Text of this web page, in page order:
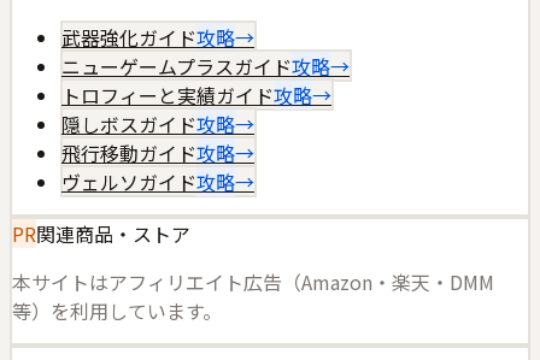
武器強化ガイド攻略→
ニューゲームプラスガイド攻略→
トロフィーと実績ガイド攻略→
隠しボスガイド攻略→
飛行移動ガイド攻略→
ヴェルソガイド攻略→
PR関連商品・ストア
本サイトはアフィリエイト広告（Amazon・楽天・DMM
等）を利用しています。